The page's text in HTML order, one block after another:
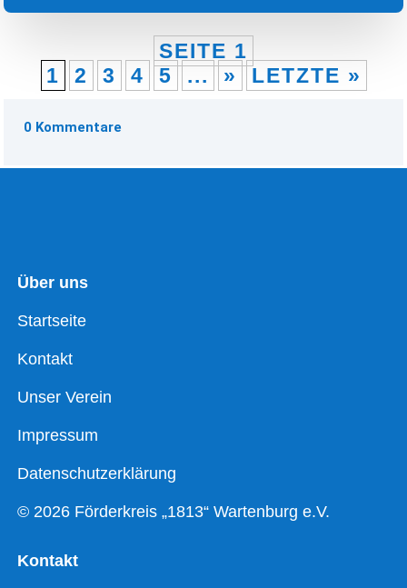
SEITE 1
1
2 3 4 5 ... » LETZTE »
0 Kommentare
Über uns
Startseite
Kontakt
Unser Verein
Impressum
Datenschutzerklärung
© 2026 Förderkreis „1813“ Wartenburg e.V.
Kontakt